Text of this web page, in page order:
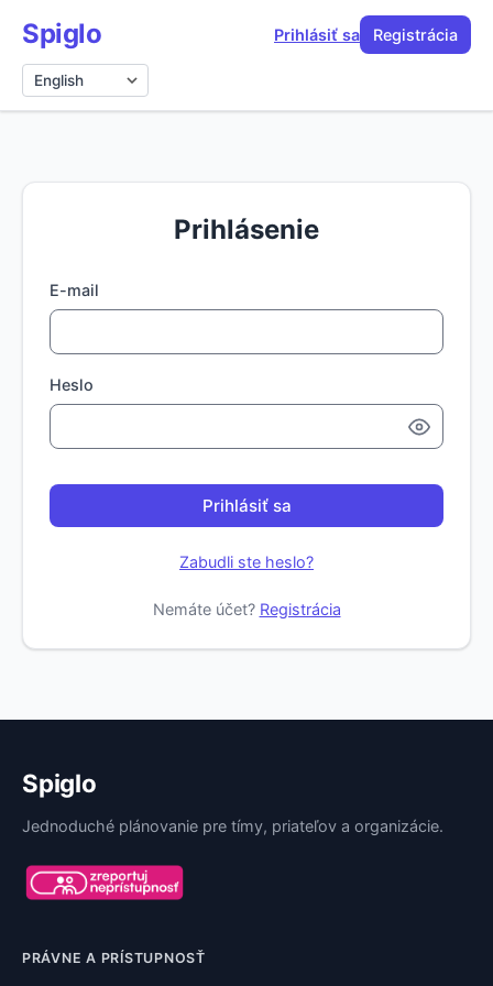
Spiglo Prihlásiť sa Registrácia
Jazyk
Prihlásenie
E-mail
Heslo
Prihlásiť sa
Zabudli ste heslo?
Nemáte účet? Registrácia
Spiglo
Jednoduché plánovanie pre tímy, priateľov a organizácie.
PRÁVNE A PRÍSTUPNOSŤ